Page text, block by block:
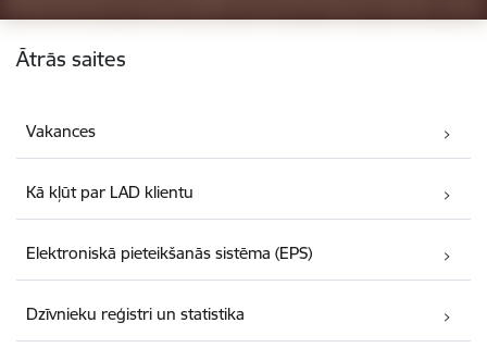
Kājene
Ātrās saites
Vakances
Kā kļūt par LAD klientu
Elektroniskā pieteikšanās sistēma (EPS)
Dzīvnieku reģistri un statistika